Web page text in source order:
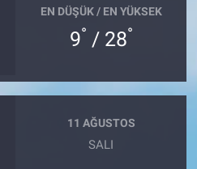
EN DÜŞÜK / EN YÜKSEK
9° / 28°
11 AĞUSTOS
SALI